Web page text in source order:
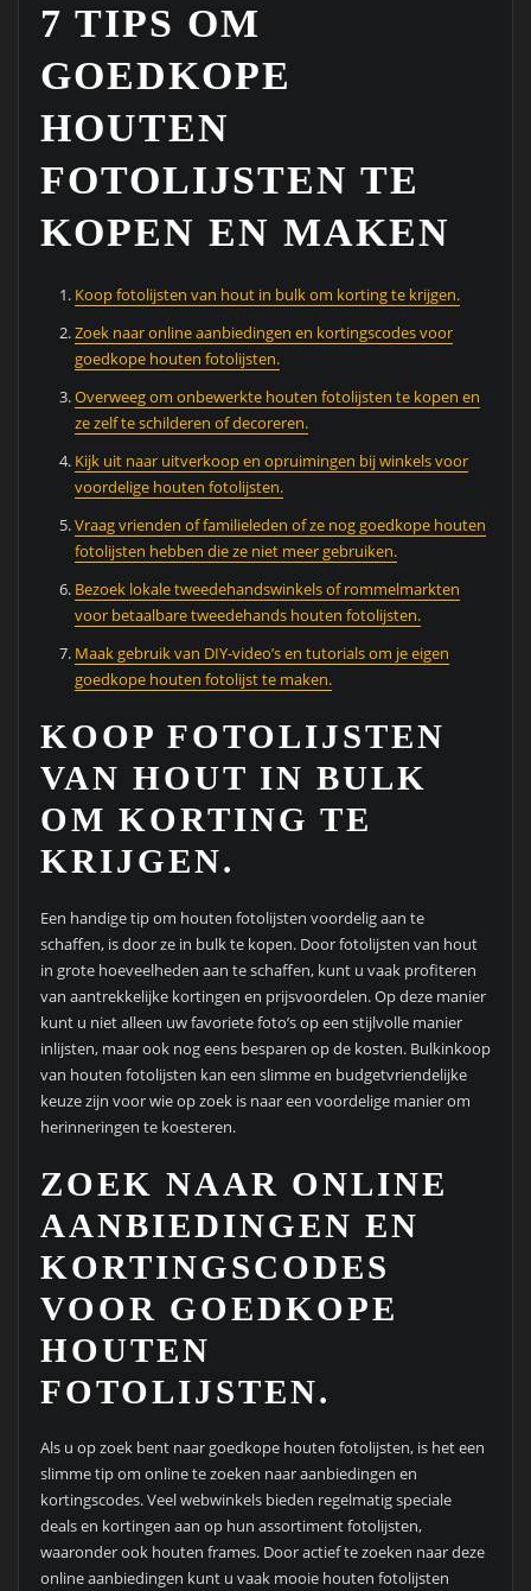
7 TIPS OM
GOEDKOPE
HOUTEN
FOTOLIJSTEN TE
KOPEN EN MAKEN
Koop fotolijsten van hout in bulk om korting te krijgen.
Zoek naar online aanbiedingen en kortingscodes voor
goedkope houten fotolijsten.
Overweeg om onbewerkte houten fotolijsten te kopen en
ze zelf te schilderen of decoreren.
Kijk uit naar uitverkoop en opruimingen bij winkels voor
voordelige houten fotolijsten.
Vraag vrienden of familieleden of ze nog goedkope houten
fotolijsten hebben die ze niet meer gebruiken.
Bezoek lokale tweedehandswinkels of rommelmarkten
voor betaalbare tweedehands houten fotolijsten.
Maak gebruik van DIY-video’s en tutorials om je eigen
goedkope houten fotolijst te maken.
KOOP FOTOLIJSTEN
VAN HOUT IN BULK
OM KORTING TE
KRIJGEN.
Een handige tip om houten fotolijsten voordelig aan te
schaffen, is door ze in bulk te kopen. Door fotolijsten van hout
in grote hoeveelheden aan te schaffen, kunt u vaak profiteren
van aantrekkelijke kortingen en prijsvoordelen. Op deze manier
kunt u niet alleen uw favoriete foto’s op een stijlvolle manier
inlijsten, maar ook nog eens besparen op de kosten. Bulkinkoop
van houten fotolijsten kan een slimme en budgetvriendelijke
keuze zijn voor wie op zoek is naar een voordelige manier om
herinneringen te koesteren.
ZOEK NAAR ONLINE
AANBIEDINGEN EN
KORTINGSCODES
VOOR GOEDKOPE
HOUTEN
FOTOLIJSTEN.
Als u op zoek bent naar goedkope houten fotolijsten, is het een
slimme tip om online te zoeken naar aanbiedingen en
kortingscodes. Veel webwinkels bieden regelmatig speciale
deals en kortingen aan op hun assortiment fotolijsten,
waaronder ook houten frames. Door actief te zoeken naar deze
online aanbiedingen kunt u vaak mooie houten fotolijsten